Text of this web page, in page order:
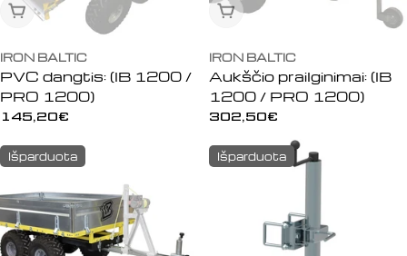
Išparduota
IRON BALTIC
PVC dangtis: (IB 1200 /
PRO 1200)
Įprasta
145,20€
Išparduota
IRON BALTIC
Aukščio prailginimai: (IB
1200 / PRO 1200)
Įprasta
302,50€
Išparduota Išparduota